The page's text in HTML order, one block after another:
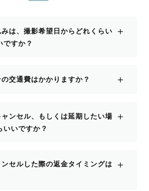
は、撮影希望日からどれくらい
ですか？
＋
交通費はかかりますか？ ＋
ンセル、もしくは延期したい場
いいですか？
＋
セルした際の返金タイミングは
＋